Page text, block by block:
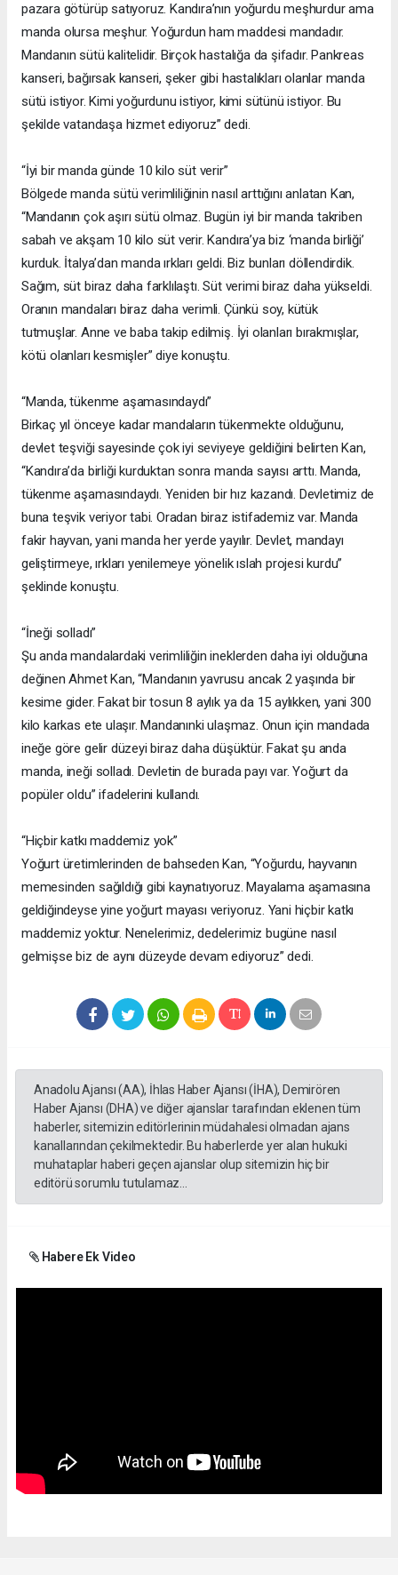
pazara götürüp satıyoruz. Kandıra’nın yoğurdu meşhurdur ama
manda olursa meşhur. Yoğurdun ham maddesi mandadır.
Mandanın sütü kalitelidir. Birçok hastalığa da şifadır. Pankreas
kanseri, bağırsak kanseri, şeker gibi hastalıkları olanlar manda
sütü istiyor. Kimi yoğurdunu istiyor, kimi sütünü istiyor. Bu
şekilde vatandaşa hizmet ediyoruz” dedi.
“İyi bir manda günde 10 kilo süt verir”
Bölgede manda sütü verimliliğinin nasıl arttığını anlatan Kan,
“Mandanın çok aşırı sütü olmaz. Bugün iyi bir manda takriben
sabah ve akşam 10 kilo süt verir. Kandıra’ya biz ‘manda birliği’
kurduk. İtalya’dan manda ırkları geldi. Biz bunları döllendirdik.
Sağım, süt biraz daha farklılaştı. Süt verimi biraz daha yükseldi.
Oranın mandaları biraz daha verimli. Çünkü soy, kütük
tutmuşlar. Anne ve baba takip edilmiş. İyi olanları bırakmışlar,
kötü olanları kesmişler” diye konuştu.
“Manda, tükenme aşamasındaydı”
Birkaç yıl önceye kadar mandaların tükenmekte olduğunu,
devlet teşviği sayesinde çok iyi seviyeye geldiğini belirten Kan,
“Kandıra’da birliği kurduktan sonra manda sayısı arttı. Manda,
tükenme aşamasındaydı. Yeniden bir hız kazandı. Devletimiz de
buna teşvik veriyor tabi. Oradan biraz istifademiz var. Manda
fakir hayvan, yani manda her yerde yayılır. Devlet, mandayı
geliştirmeye, ırkları yenilemeye yönelik ıslah projesi kurdu”
şeklinde konuştu.
“İneği solladı”
Şu anda mandalardaki verimliliğin ineklerden daha iyi olduğuna
değinen Ahmet Kan, “Mandanın yavrusu ancak 2 yaşında bir
kesime gider. Fakat bir tosun 8 aylık ya da 15 aylıkken, yani 300
kilo karkas ete ulaşır. Mandanınki ulaşmaz. Onun için mandada
ineğe göre gelir düzeyi biraz daha düşüktür. Fakat şu anda
manda, ineği solladı. Devletin de burada payı var. Yoğurt da
popüler oldu” ifadelerini kullandı.
“Hiçbir katkı maddemiz yok”
Yoğurt üretimlerinden de bahseden Kan, “Yoğurdu, hayvanın
memesinden sağıldığı gibi kaynatıyoruz. Mayalama aşamasına
geldiğindeyse yine yoğurt mayası veriyoruz. Yani hiçbir katkı
maddemiz yoktur. Nenelerimiz, dedelerimiz bugüne nasıl
gelmişse biz de aynı düzeyde devam ediyoruz” dedi.
Anadolu Ajansı (AA), İhlas Haber Ajansı (İHA), Demirören
Haber Ajansı (DHA) ve diğer ajanslar tarafından eklenen tüm
haberler, sitemizin editörlerinin müdahalesi olmadan ajans
kanallarından çekilmektedir. Bu haberlerde yer alan hukuki
muhataplar haberi geçen ajanslar olup sitemizin hiç bir
editörü sorumlu tutulamaz...
Habere Ek Video